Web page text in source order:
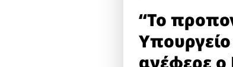
“Το
ανέφερε ο